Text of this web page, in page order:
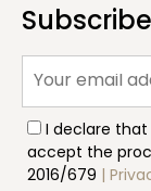
I declare
accept the
2016/679 |